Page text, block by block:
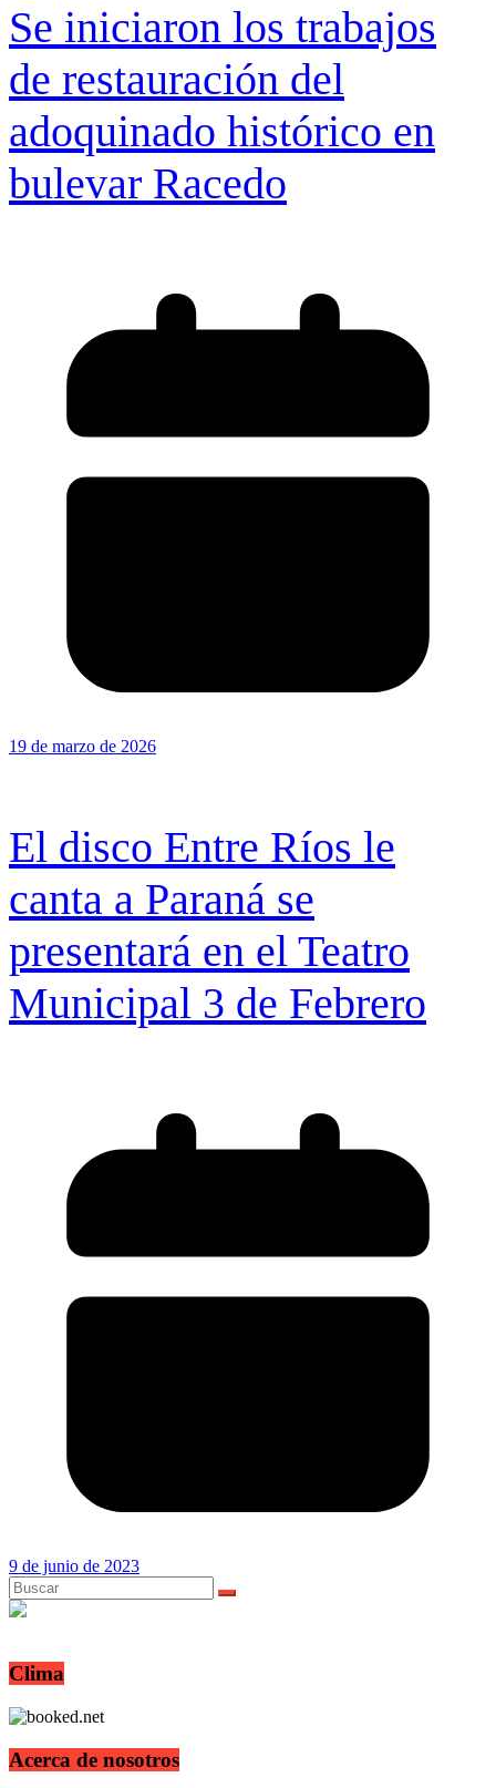
Se iniciaron los trabajos
de restauración del
adoquinado histórico en
bulevar Racedo
19 de marzo de 2026
El disco Entre Ríos le
canta a Paraná se
presentará en el Teatro
Municipal 3 de Febrero
9 de junio de 2023
Clima
Acerca de nosotros